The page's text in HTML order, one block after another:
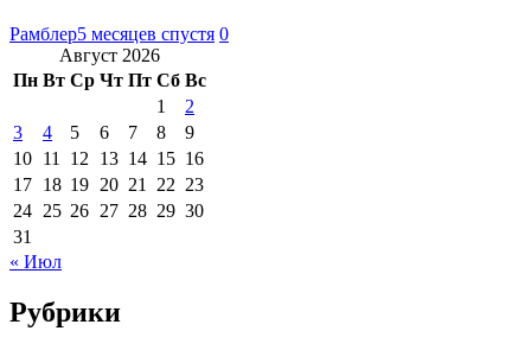
Рамблер5 месяцев спустя 0
Август 2026
Пн Вт Ср Чт Пт Сб Вс
1
2
3
4 5 6 7 8
9
10 11 12 13 14 15 16
17 18 19 20 21 22 23
24 25 26 27 28 29 30
31
« Июл
Рубрики